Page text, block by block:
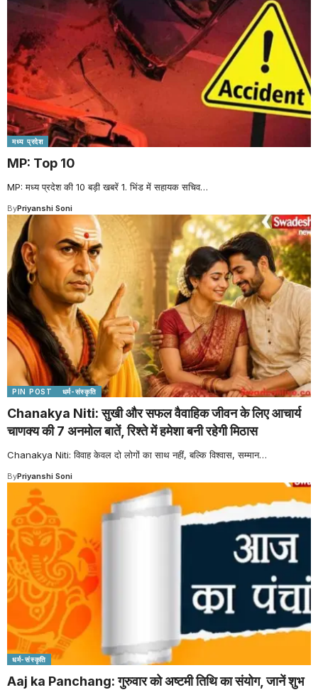
मध्य प्रदेश
MP: Top 10
MP: मध्य प्रदेश की 10 बड़ी खबरें 1. भिंड में सहायक सचिव…
ByPriyanshi Soni
PIN POST धर्म-संस्कृति
Chanakya Niti: सुखी और सफल वैवाहिक जीवन के लिए आचार्य
चाणक्य की 7 अनमोल बातें, रिश्ते में हमेशा बनी रहेगी मिठास
Chanakya Niti: विवाह केवल दो लोगों का साथ नहीं, बल्कि विश्वास, सम्मान…
ByPriyanshi Soni
धर्म-संस्कृति
Aaj ka Panchang: गुरुवार को अष्टमी तिथि का संयोग, जानें शुभ